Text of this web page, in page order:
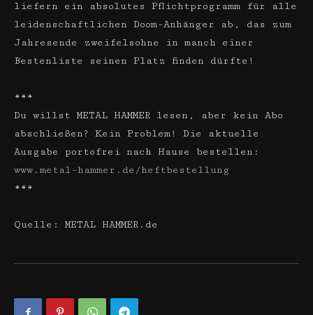
liefern ein absolutes Pflichtprogramm für alle
leidenschaftlichen Doom-Anhänger ab, das zum
Jahresende zweifelsohne in manch einer
Bestenliste seinen Platz finden dürfte!
***
Du willst METAL HAMMER lesen, aber kein Abo
abschließen? Kein Problem! Die aktuelle
Ausgabe portofrei nach Hause bestellen:
www.metal-hammer.de/heftbestellung
***
Quelle: METAL HAMMER.de